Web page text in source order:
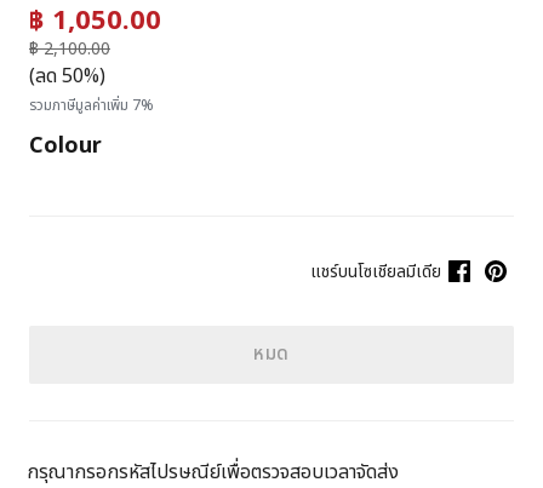
฿ 1,050.00
฿ 2,100.00
ถึง
(ลด 50%)
รวมภาษีมูลค่าเพิ่ม 7%
Colour
แชร์บนโซเชียลมีเดีย
หมด
กรุณากรอกรหัสไปรษณีย์เพื่อตรวจสอบเวลาจัดส่ง